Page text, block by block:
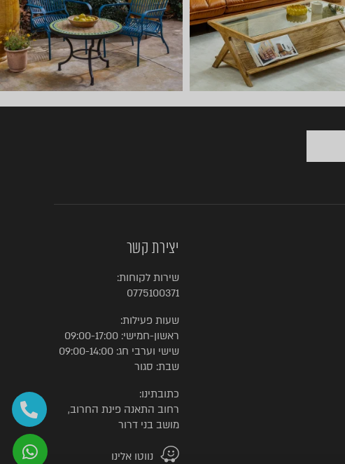
יצירת קשר
שירות לקוחות:
0775100371
שעות פעילות:
ראשון-חמישי: 09:00-17:00
שישי וערבי חג: 09:00-14:00
שבת: סגור
כתובתינו:
רחוב התאנה פינת החרוב,
מושב בני דרור
נווטו אלינו